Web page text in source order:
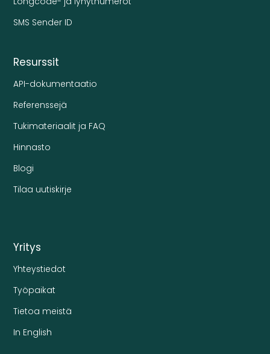
SMS Sender ID
Resurssit
API-dokumentaatio
Referenssejä
Tukimateriaalit ja FAQ
Hinnasto
Blogi
Tilaa uutiskirje
Yritys
Yhteystiedot
Työpaikat
Tietoa meistä
In English